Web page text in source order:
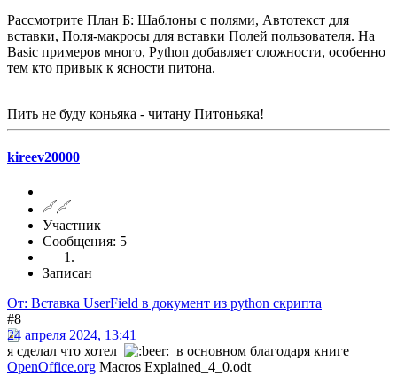
Рассмотрите План Б: Шаблоны с полями, Автотекст для
вставки, Поля-макросы для вставки Полей пользователя. На
Basic примеров много, Python добавляет сложности, особенно
тем кто привык к ясности питона.
Пить не буду коньяка - читану Питоньяка!
kireev20000
Участник
Сообщения: 5
Записан
От: Вставка UserField в документ из python скрипта
#8
24 апреля 2024, 13:41
я сделал что хотел
в основном благодаря книге
OpenOffice.org Macros Explained_4_0.odt